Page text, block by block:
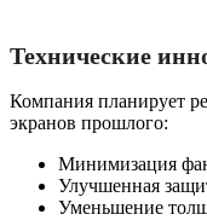
Технические
Компания планирует
экранов прошлого:
Минимизация
Улучшенная
Уменьшение